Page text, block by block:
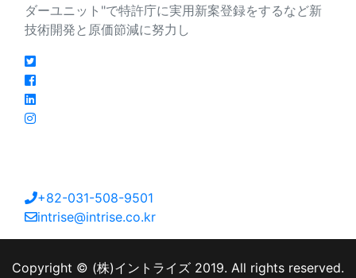
ダーユニット"で特許庁に実用新案登録をするなど新
技術開発と原価節減に努力し
+82-031-508-9501
intrise@intrise.co.kr
Copyright © (株)イントライズ 2019. All rights reserved.